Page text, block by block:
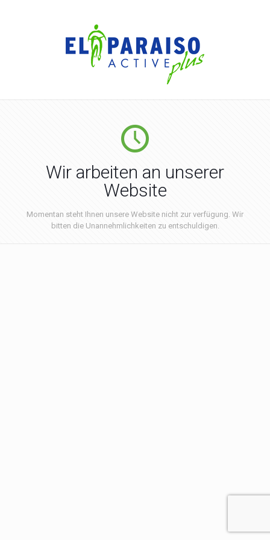
Wir arbeiten an unserer
Website
Momentan steht Ihnen unsere Website nicht zur verfügung. Wir
bitten die Unannehmlichkeiten zu entschuldigen.